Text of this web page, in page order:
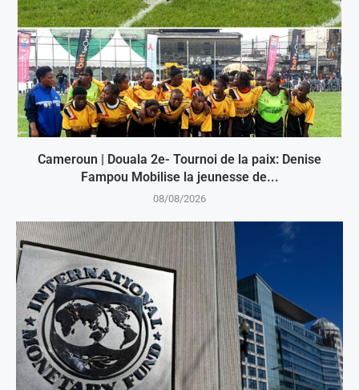
Cameroun | Douala 2e- Tournoi de la paix: Denise
Fampou Mobilise la jeunesse de...
08/08/2026